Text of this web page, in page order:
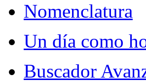
Nomenclatura
Un día como
Buscador